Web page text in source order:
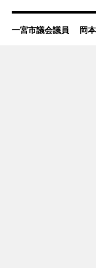
一宮市議会議員 岡本